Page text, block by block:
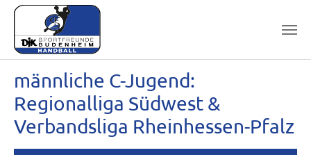
männliche C-Jugend:
Regionalliga Südwest &
Verbandsliga Rheinhessen-Pfalz